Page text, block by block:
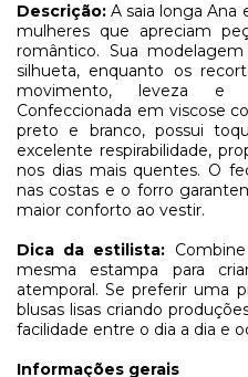
Descrição: A saia longa Ana
mulheres que apreciam
romântico. Sua
silhueta, enquanto os
movimento, leveza e
Confeccionada em viscose
preto e branco, possui
excelente respirabilidade,
nos dias mais quentes. O
nas costas e o forro
maior conforto ao vestir.
Dica da estilista:
mesma estampa para
atemporal. Se preferir uma
blusas lisas criando
facilidade entre o dia a dia e
Informações gerais